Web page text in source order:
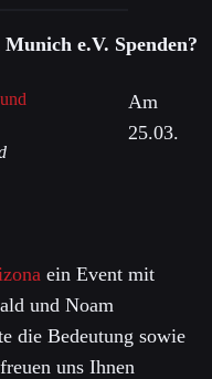
e.V. Spenden?
Am
25.03.
ein Event mit
und Noam
die Bedeutung sowie
uns Ihnen